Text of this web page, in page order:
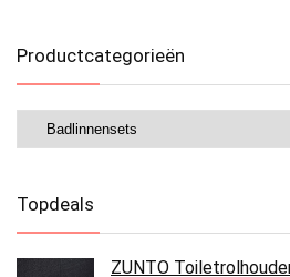
Productcategorieën
Topdeals
ZUNTO